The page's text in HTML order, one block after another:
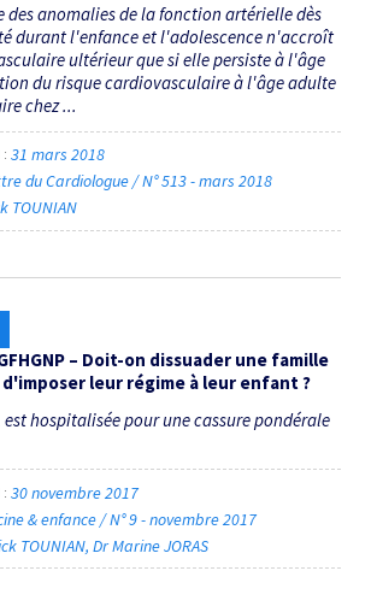
des anomalies de la fonction artérielle dès
durant l'enfance et l'adolescence n'accroît
ultérieur que si elle persiste à l'âge
du risque cardiovasculaire à l'âge adulte
chez ...
31 mars 2018
du Cardiologue / N° 513 - mars 2018
TOUNIAN
– Doit-on dissuader une famille
leur régime à leur enfant ?
hospitalisée pour une cassure pondérale
30 novembre 2017
& enfance / N° 9 - novembre 2017
TOUNIAN Dr Marine JORAS